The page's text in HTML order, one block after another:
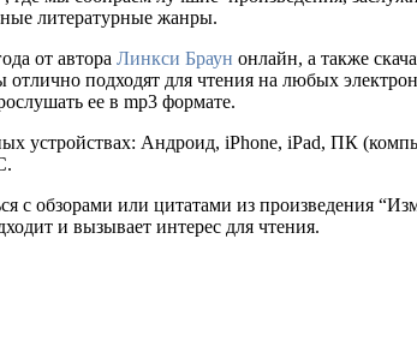
литературные жанры.
от автора Линкси Браун онлайн, а также
отлично подходят для чтения на любых
ее в mp3 формате.
устройствах: Андроид, iPhone, iPad, ПК
с обзорами или цитатами из произведения
и вызывает интерес для чтения.